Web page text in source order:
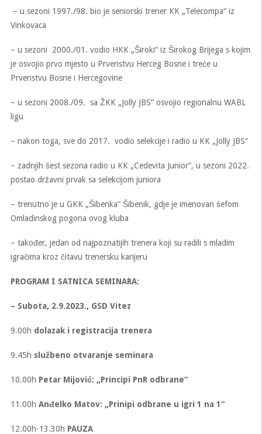
– u sezoni 1997./98. bio je seniorski trener KK „Telecompa“ iz
Vinkovaca
– u sezoni 2000./01. vodio HKK „Široki“ iz Širokog Brijega s kojim
je osvojio prvo mjesto u Prvenstvu Herceg Bosne i treće u
Prvenstvu Bosne i Hercegovine
– u sezoni 2008./09. sa ŽKK „Jolly JBS“ osvojio regionalnu WABL
ligu
– nakon toga, sve do 2017. vodio selekcije i radio u KK „Jolly JBS“
– zadnjih šest sezona radio u KK „Cedevita Junior“, u sezoni 2022.
postao državni prvak sa selekcijom juniora
– trenutno je u GKK „Šibenka“ Šibenik, gdje je imenovan šefom
Omladinskog pogona ovog kluba
– također, jedan od najpoznatijih trenera koji su radili s mladim
igračima kroz čitavu trenersku karijeru
PROGRAM I SATNICA SEMINARA:
– Subota, 2.9.2023., GSD Vitez
9.00h dolazak i registracija trenera
9.45h službeno otvaranje seminara
10.00h Petar Mijović: „Principi PnR odbrane“
11.00h Anđelko Matov: „Prinipi odbrane u igri 1 na 1“
12.00h-13.30h PAUZA